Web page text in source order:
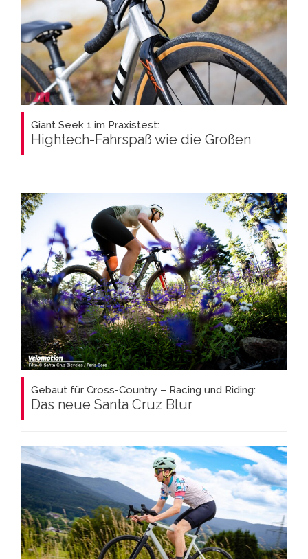
Giant Seek 1 im Praxistest:
Hightech-Fahrspaß wie die Großen
Gebaut für Cross-Country – Racing und Riding:
Das neue Santa Cruz Blur